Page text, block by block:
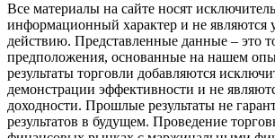
Все материалы на сайте носят
информационный характер и не являются
действию. Представленные данные – это
предположения, основанные на нашем
результаты торговли добавляются
демонстрации эффективности и не
доходности. Прошлые результаты не
результатов в будущем. Проведение